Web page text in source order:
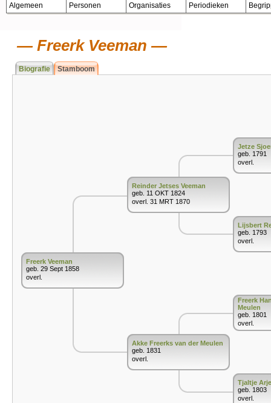
Algemeen Personen Organisaties Periodieken
Freerk Veeman
Biografie Stamboom
Freerk Veeman
geb. 29 Sept 1858
overl.
Reinder Jetses Veeman
geb. 11 OKT 1824
overl. 31 MRT 1870
Akke Freerks van der Meulen
geb. 1831
overl.
Jetze
geb. 1791
overl.
Lijsbert
geb. 1793
overl.
Freerk
Meulen
geb. 1801
overl.
Tjaltje
geb. 1803
overl.